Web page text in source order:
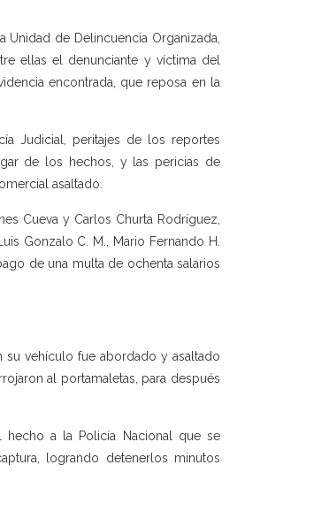
de Delincuencia Organizada,
ellas el denunciante y víctima del
encontrada, que reposa en la
Judicial, peritajes de los reportes
de los hechos, y las pericias de
asaltado.
Cueva y Carlos Churta Rodríguez,
Gonzalo C. M., Mario Fernando H.
de una multa de ochenta salarios
su vehículo fue abordado y asaltado
al portamaletas, para después
a la Policía Nacional que se
logrando detenerlos minutos